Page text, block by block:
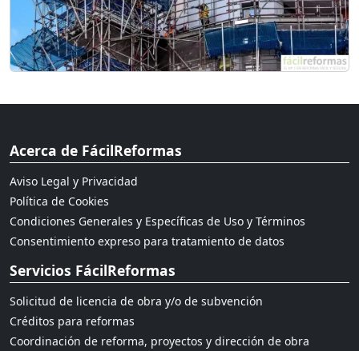
Acerca de FácilReformas
Aviso Legal y Privacidad
Política de Cookies
Condiciones Generales y Específicas de Uso y Términos
Consentimiento expreso para tratamiento de datos
Servicios FácilReformas
Solicitud de licencia de obra y/o de subvención
Créditos para reformas
Coordinación de reforma, proyectos y dirección de obra